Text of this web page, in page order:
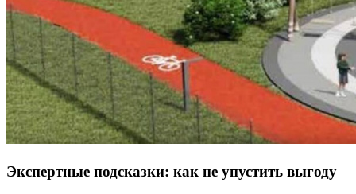
Экспертные подсказки: как не упустить выгоду